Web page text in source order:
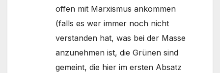
offen mit Marxismus ankommen
(falls es wer immer noch nicht
verstanden hat, was bei der Masse
anzunehmen ist, die Grünen sind
gemeint, die hier im ersten Absatz